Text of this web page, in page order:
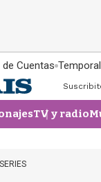
de Cuentas
TV y radio
SERIES